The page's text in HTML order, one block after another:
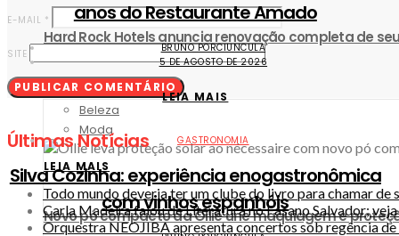
Hard Rock Hotels anuncia renovação completa de
Moda & Beleza
Beleza
Moda
LEIA MAIS
Novo pó compacto da Ollie une maquiagem e
anos do Restaurante Amado
BRUNO PORCIUNCULA
5 DE AGOSTO DE 2026
LEIA MAIS
GASTRONOMIA
Silva Cozinha: experiência enogastronômica
com vinhos espanhóis
E-MAIL *
SITE
Últimas Notícias
Todo mundo deveria ter um clube do livro para chamar de
Carla Madeira falou de Literatura no Fasano Salvador;
Orquestra NEOJIBA apresenta concertos sob regência